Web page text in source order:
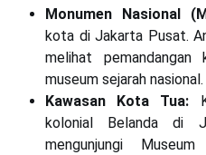
Monumen Nasional
kota di Jakarta Pusat.
melihat
museum sejarah nasional.
Kawasan Kota Tua:
kolonial Belanda di
mengunjungi